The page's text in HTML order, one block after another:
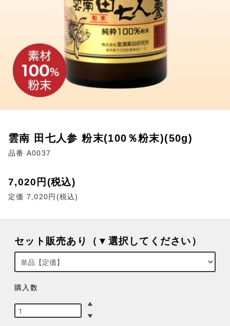
雲南 田七人参 粉末(100％粉末)(50g)
品番 A0037
7,020円(税込)
定価 7,020円(税込)
セット販売あり（▼選択してください）
購入数